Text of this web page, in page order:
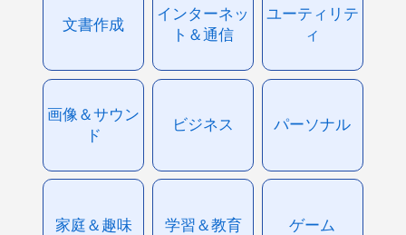
文書作成
インターネッ
ト＆通信
ユーティリテ
ィ
画像＆サウン
ド
ビジネス パーソナル
家庭＆趣味 学習＆教育 ゲーム